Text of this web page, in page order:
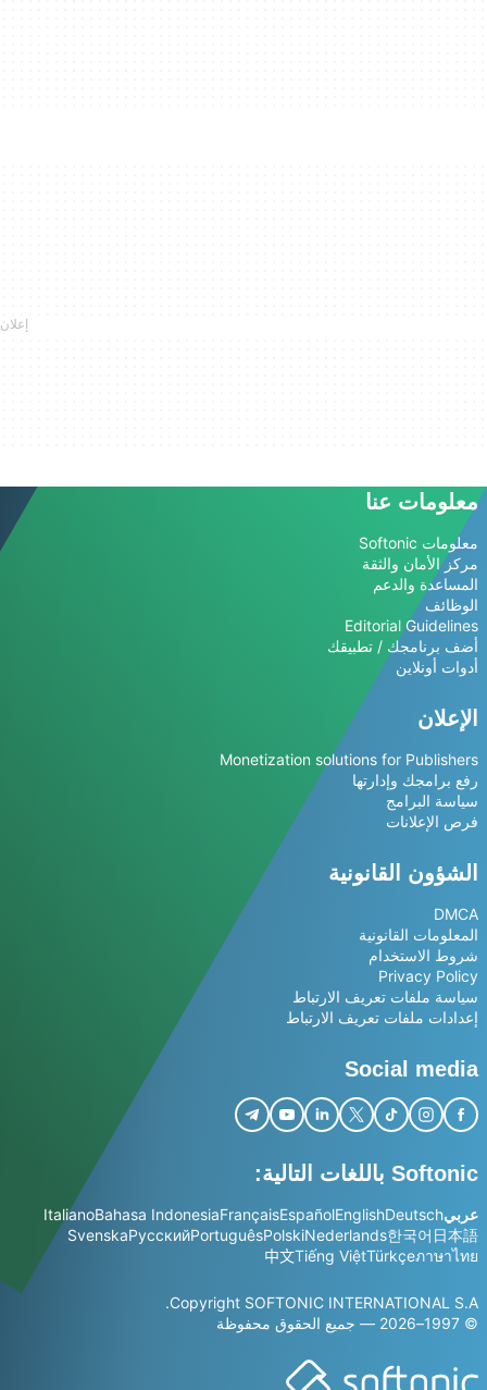
معلومات عنا
معلومات Softonic
مركز الأمان والثقة
المساعدة والدعم
الوظائف
Editorial Guidelines
أضف برنامجك / تطبيقك
أدوات أونلاين
الإعلان
Monetization solutions for Publishers
رفع برامجك وإدارتها
سياسة البرامج
فرص الإعلانات
الشؤون القانونية
DMCA
المعلومات القانونية
شروط الاستخدام
Privacy Policy
سياسة ملفات تعريف الارتباط
إعدادات ملفات تعريف الارتباط
Social media
Softonic باللغات التالية:
عربيDeutsch
English
Español
Français
Bahasa Indonesia
Italiano
日本語
한국어
Nederlands
Polski
Português
Русский
Svenska
ภาษาไทย
Türkçe
Tiếng Việt
中文
Copyright SOFTONIC INTERNATIONAL S.A.
© 1997–2026 — جميع الحقوق محفوظة